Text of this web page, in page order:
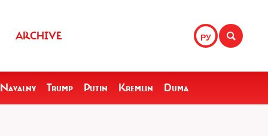
РУ
ARCHIVE
Navalny Trump Putin Kremlin Duma